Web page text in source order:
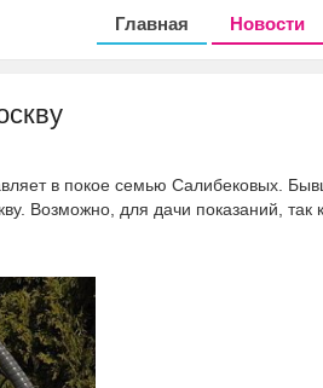
Главная Новости
в покое семью Салибековых.
Возможно, для дачи показаний, так